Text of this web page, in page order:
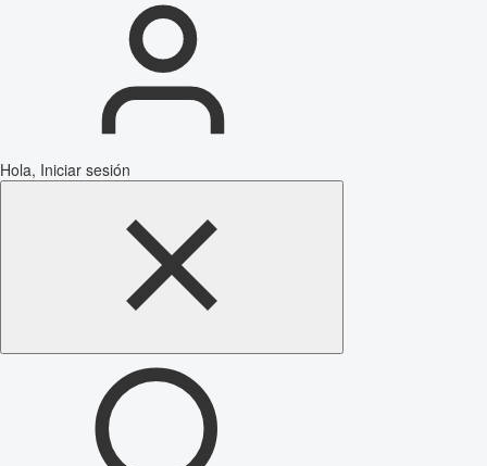
Hola, Iniciar sesión